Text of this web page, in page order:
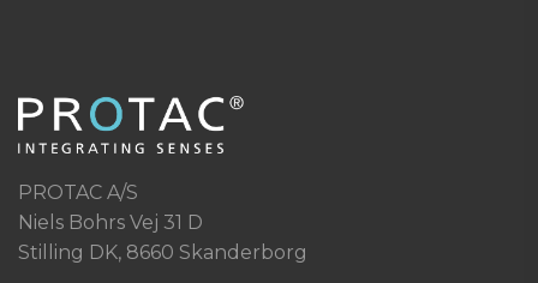
PROTAC A/S
Niels Bohrs Vej 31 D
Stilling DK, 8660 Skanderborg